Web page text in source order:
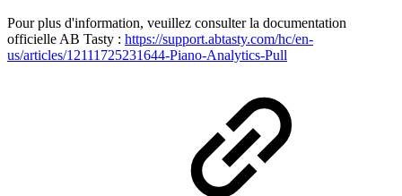
Pour plus d'information, veuillez consulter la documentation
officielle AB Tasty : https://support.abtasty.com/hc/en-
us/articles/12111725231644-Piano-Analytics-Pull